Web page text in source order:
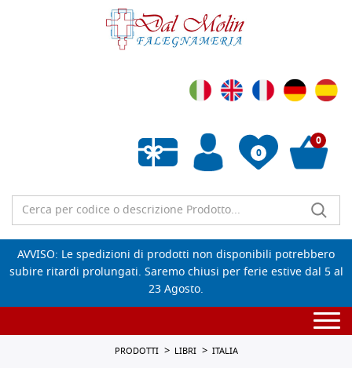
0
Wishlist vuota
0
AVVISO: Le spedizioni di prodotti non disponibili potrebbero
subire ritardi prolungati. Saremo chiusi per ferie estive dal 5 al
23 Agosto.
PRODOTTI LIBRI ITALIA